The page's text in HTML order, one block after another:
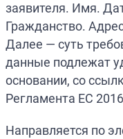
заявителя. Имя.
Гражданство.
Далее — суть
данные подлежат
основании, со
Регламента ЕС
Направляется по